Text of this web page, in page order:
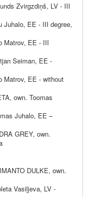
Zvirgzdiņš, LV - III
Juhalo, EE - III degree,
Matrov, EE - III
Seiman, EE -
Matrov, EE - without
own. Toomas
Juhalo, EE –
GREY, own.
DULKE, own.
Vasiļjeva, LV -